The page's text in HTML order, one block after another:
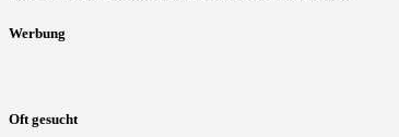
Werbung
Oft gesucht